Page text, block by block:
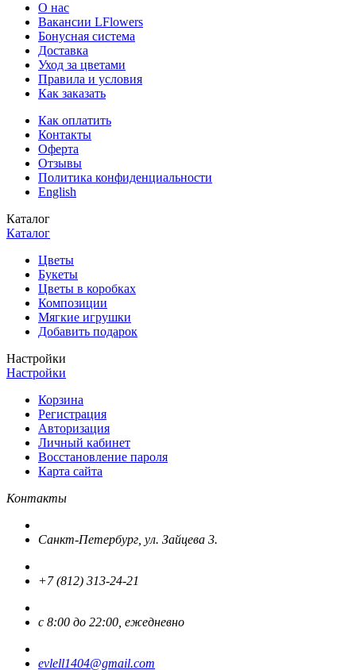
О нас
Вакансии LFlowers
Бонусная система
Доставка
Уход за цветами
Правила и условия
Как заказать
Как оплатить
Контакты
Оферта
Отзывы
Политика конфиденциальности
English
Каталог
Каталог
Цветы
Букеты
Цветы в коробках
Композиции
Мягкие игрушки
Добавить подарок
Настройки
Настройки
Корзина
Регистрация
Авторизация
Личный кабинет
Восстановление пароля
Карта сайта
Контакты
Санкт-Петербург, ул. Зайцева 3.
+7 (812) 313-24-21
с 8:00 до 22:00, ежедневно
evlell1404@gmail.com